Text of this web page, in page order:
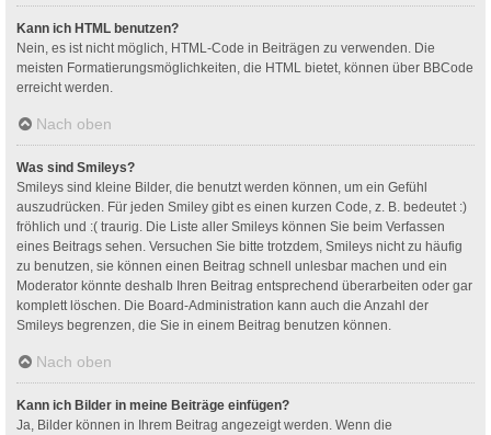
Kann ich HTML benutzen?
Nein, es ist nicht möglich, HTML-Code in Beiträgen zu verwenden. Die
meisten Formatierungsmöglichkeiten, die HTML bietet, können über BBCode
erreicht werden.
Nach oben
Was sind Smileys?
Smileys sind kleine Bilder, die benutzt werden können, um ein Gefühl
auszudrücken. Für jeden Smiley gibt es einen kurzen Code, z. B. bedeutet :)
fröhlich und :( traurig. Die Liste aller Smileys können Sie beim Verfassen
eines Beitrags sehen. Versuchen Sie bitte trotzdem, Smileys nicht zu häufig
zu benutzen, sie können einen Beitrag schnell unlesbar machen und ein
Moderator könnte deshalb Ihren Beitrag entsprechend überarbeiten oder gar
komplett löschen. Die Board-Administration kann auch die Anzahl der
Smileys begrenzen, die Sie in einem Beitrag benutzen können.
Nach oben
Kann ich Bilder in meine Beiträge einfügen?
Ja, Bilder können in Ihrem Beitrag angezeigt werden. Wenn die